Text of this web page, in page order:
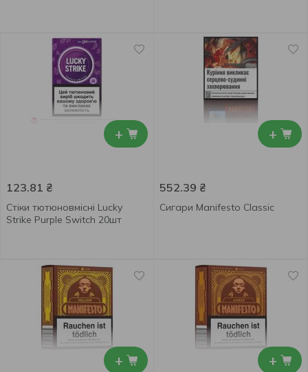
+
123.81 ₴
Стіки тютюновмісні Lucky
Strike Purple Switch 20шт
+
552.39 ₴
Сигари Manifesto Classic
+ +